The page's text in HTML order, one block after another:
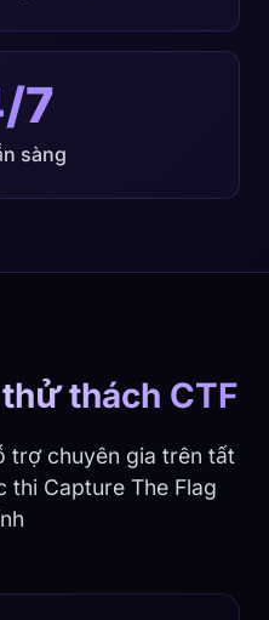
7
sàng
thách CTF
trợ chuyên gia trên tất
thi Capture The Flag